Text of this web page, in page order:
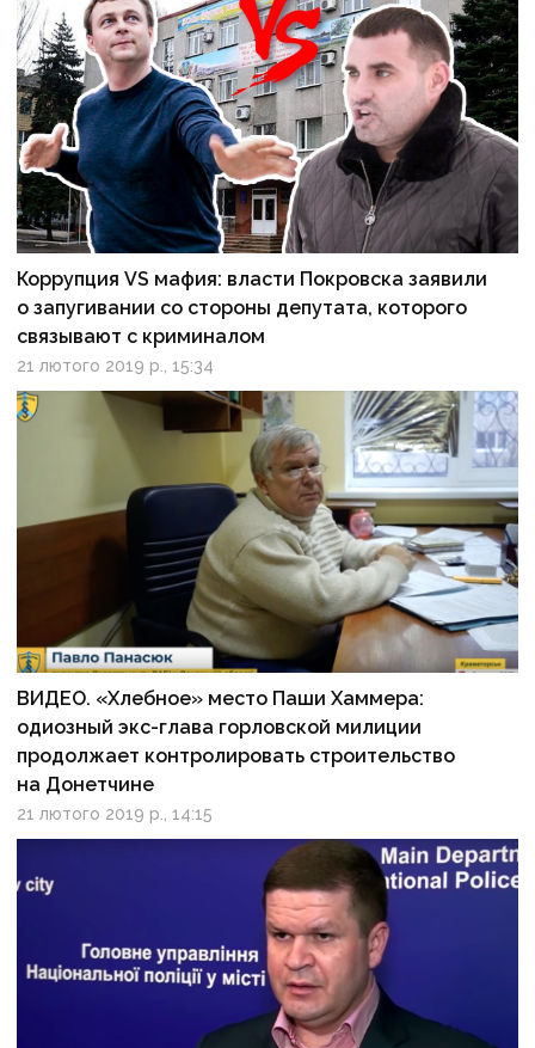
Коррупция VS мафия: власти Покровска заявили
о запугивании со стороны депутата, которого
связывают с криминалом
21 лютого 2019 р., 15:34
ВИДЕО. «Хлебное» место Паши Хаммера:
одиозный экс-глава горловской милиции
продолжает контролировать строительство
на Донетчине
21 лютого 2019 р., 14:15